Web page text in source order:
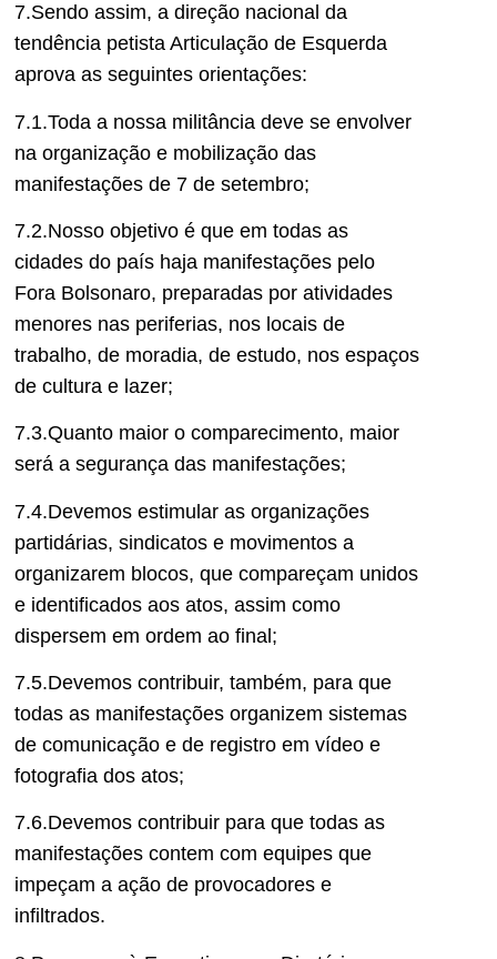
7.Sendo assim, a direção nacional da
tendência petista Articulação de Esquerda
aprova as seguintes orientações:
7.1.Toda a nossa militância deve se envolver
na organização e mobilização das
manifestações de 7 de setembro;
7.2.Nosso objetivo é que em todas as
cidades do país haja manifestações pelo
Fora Bolsonaro, preparadas por atividades
menores nas periferias, nos locais de
trabalho, de moradia, de estudo, nos espaços
de cultura e lazer;
7.3.Quanto maior o comparecimento, maior
será a segurança das manifestações;
7.4.Devemos estimular as organizações
partidárias, sindicatos e movimentos a
organizarem blocos, que compareçam unidos
e identificados aos atos, assim como
dispersem em ordem ao final;
7.5.Devemos contribuir, também, para que
todas as manifestações organizem sistemas
de comunicação e de registro em vídeo e
fotografia dos atos;
7.6.Devemos contribuir para que todas as
manifestações contem com equipes que
impeçam a ação de provocadores e
infiltrados.